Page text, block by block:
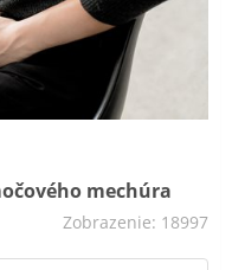
mechúra
Zobrazenie: 18997